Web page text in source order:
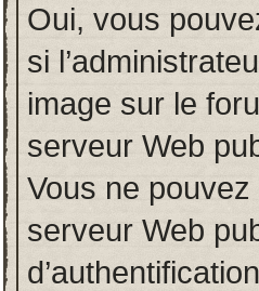
Oui, vous
si
image sur le
serveur Web
Vous ne
serveur Web